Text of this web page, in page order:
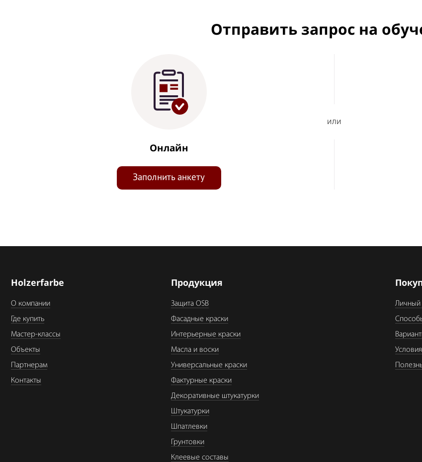
Отправить запрос на
Онлайн
Заполнить анкету
или
Holzerfarbe
О компании
Где купить
Мастер-классы
Объекты
Партнерам
Контакты
Продукция
Защита OSB
Фасадные краски
Интерьерные краски
Масла и воски
Универсальные краски
Фактурные краски
Декоративные штукатурки
Штукатурки
Шпатлевки
Грунтовки
Клеевые составы
Личный